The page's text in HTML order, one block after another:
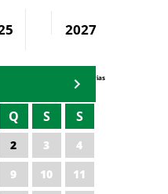
2027
Agenda Secretárias
Q S S
2 3
4
9 10
11